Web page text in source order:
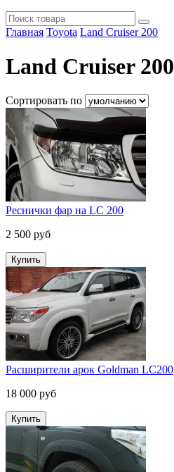
Главная Toyota Land Cruiser 200
Land Cruiser 200
Сортировать по
Реснички фар на LC 200
2 500 руб
Расширители арок Goldman LC200
18 000 руб